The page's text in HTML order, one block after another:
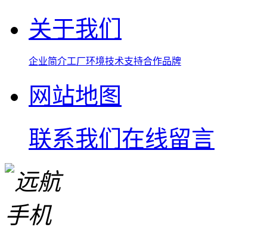
关于我们
企业简介工厂环境技术支持合作品牌
网站地图
联系我们 在线留言